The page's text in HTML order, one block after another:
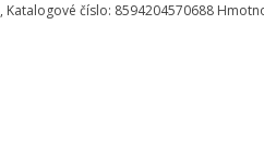
, Katalogové číslo: 8594204570688